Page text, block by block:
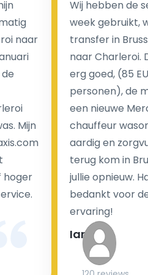
luchthaventaxi's is een vast
tegenstelling tot traditionele
brengen wij u geen extra
nachtrit.
We hebben geen
wachttijd als uw vlucht
Kijk op onze website voor
transferkosten. Ons
mogelijke extra's die u kunt
krijgt is transparant voor een
Kan taxi transfer bij
gereserveerd worden?
naar
Mijn
hoger
Wij hebben de
week gebruikt,
transfer in
naar Charleroi.
erg goed, (85
personen), de
een nieuwe
chauffeur
aardig en
terug kom in
jullie opnieuw.
bedankt voor
ervaring!
Ian